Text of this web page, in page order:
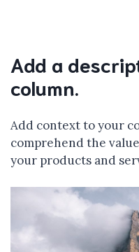
Add a
column.
Add context to your
comprehend the
your products and